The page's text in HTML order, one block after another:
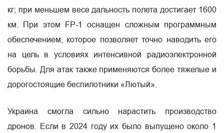
кг; при меньшем весе дальность полета достигает 1600
км. При этом FP-1 оснащен сложным программным
обеспечением, которое позволяет точно наводить его
на цель в условиях интенсивной радиоэлектронной
борьбы. Для атак также применяются более тяжелые и
дорогостоящие беспилотники «Лютый».
Украина смогла сильно нарастить производство
дронов. Если в 2024 году их было выпущено около 1